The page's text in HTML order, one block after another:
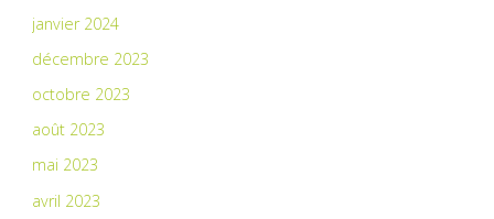
janvier 2024
décembre 2023
octobre 2023
août 2023
mai 2023
avril 2023